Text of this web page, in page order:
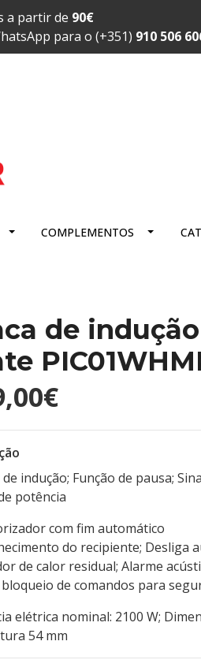
a partir de 90€
para o (+351) 910 506
COMPLEMENTOS
de
de indução; Função de pausa;
potência
com fim automático
do recipiente; Desliga
de calor residual; Alarme
de comandos para
elétrica nominal: 2100 W;
54 mm